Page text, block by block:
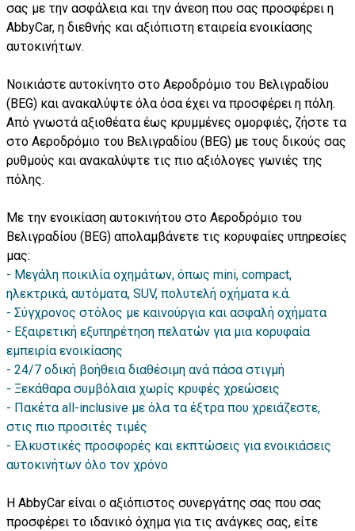
σας με την ασφάλεια και την άνεση που σας προσφέρει η
AbbyCar, η διεθνής και αξιόπιστη εταιρεία ενοικίασης
αυτοκινήτων.
Νοικιάστε αυτοκίνητο στο Αεροδρόμιο του Βελιγραδίου
(BEG) και ανακαλύψτε όλα όσα έχει να προσφέρει η πόλη.
Από γνωστά αξιοθέατα έως κρυμμένες ομορφιές, ζήστε τα
στο Αεροδρόμιο του Βελιγραδίου (BEG) με τους δικούς σας
ρυθμούς και ανακαλύψτε τις πιο αξιόλογες γωνιές της
πόλης.
Με την ενοικίαση αυτοκινήτου στο Αεροδρόμιο του
Βελιγραδίου (BEG) απολαμβάνετε τις κορυφαίες υπηρεσίες
μας:
Μεγάλη ποικιλία οχημάτων, όπως mini, compact,
ηλεκτρικά, αυτόματα, SUV, πολυτελή οχήματα κ.ά.
Σύγχρονος στόλος με καινούργια και ασφαλή οχήματα
Εξαιρετική εξυπηρέτηση πελατών για μια κορυφαία
εμπειρία ενοικίασης
24/7 οδική βοήθεια διαθέσιμη ανά πάσα στιγμή
Ξεκάθαρα συμβόλαια χωρίς κρυφές χρεώσεις
Πακέτα all-inclusive με όλα τα έξτρα που χρειάζεστε,
στις πιο προσιτές τιμές
Ελκυστικές προσφορές και εκπτώσεις για ενοικιάσεις
αυτοκινήτων όλο τον χρόνο
Η AbbyCar είναι ο αξιόπιστος συνεργάτης σας που σας
προσφέρει το ιδανικό όχημα για τις ανάγκες σας, είτε